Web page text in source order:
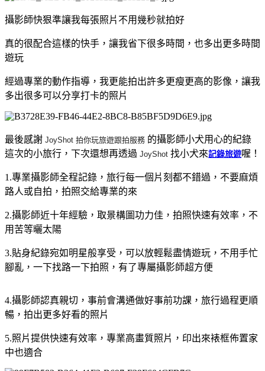
攝影師快狠準讓我每張照片不用幾秒就拍好
真的很配合這樣的快手，讓我省下很多時間，也多出更多時間
遊玩
經過專業的動作指導，我更能拍出許多更瘦更高的影像，讓我
多出很多可以分享打卡的照片
最後感謝 JoyShot 拍你玩旅遊跟拍服務 的攝影師小犬用心的紀錄
這次的小旅行，下次還想再透過 JoyShot 找小犬來記錄旅遊喔！
1.專業攝影師全程記錄，旅行每一個片刻都不錯過，不要麻煩
路人或自拍，拍照交給專業的來
2.攝影師近十年經驗，取景構圖功力佳，拍照快速有效率，不
用苦等曬太陽
3.貼身紀錄宛如明星般享受，可以放輕鬆盡情遊玩，不用手忙
腳亂，一下找路一下拍照，有了專屬攝影師超方便
4.攝影師認真親切，事前會溝通做好事前功課，旅行過程更順
暢，拍出更多好看的照片
5.照片提供快速有效率，專業高畫質照片，印出來裱框佈置家
中也適合